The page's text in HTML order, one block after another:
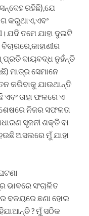
ରହିଛି),ଯେ
କରୁଥାଏ,ଏବଂ
ଯଦି ତମେ ଯାହା ଦୁଇଟି
ପ୍ରତି ଦାୟବଦ୍ଧ ନୁହଁନ୍ତି
ମାତ୍ର ସେମାନେ
କରିବାକୁ ଯାଉଥାନ୍ତି
ତାହା ଫଳରେ ଏ
ନିଜର ସଫଳତା
ସୃଜନୀ ଶକ୍ତି ବା
ଅସଲରେ ମୁଁ ଯାହା
ସଂଚାଳିତ
ବଳୟରେ ଛଣା ହୋଇ
? ମୁଁ ସଠିକ